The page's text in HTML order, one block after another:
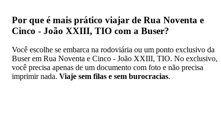
Por que é mais prático viajar de Rua Noventa e
Cinco - João XXIII, TIO com a Buser?
Você escolhe se embarca na rodoviária ou um ponto exclusivo da
Buser em Rua Noventa e Cinco - João XXIII, TIO. No exclusivo,
você precisa apenas de um documento com foto e não precisa
imprimir nada. Viaje sem filas e sem burocracias.